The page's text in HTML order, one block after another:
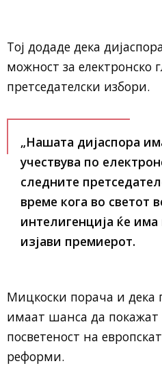
Тој додаде дека
можност за електронско
претседателски избори.
„Нашата дијаспора
учествува по
следните
време кога во светот
интелигенција ќе има
изјави премиерот.
Мицкоски порача и дека
имаат шанса да покажат
посветеност на
реформи.